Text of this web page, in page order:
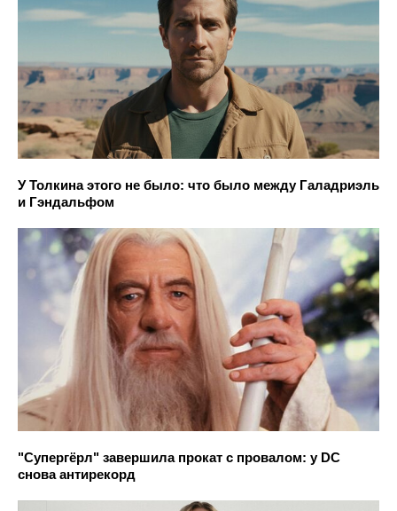
У Толкина этого не было: что было между Галадриэль
и Гэндальфом
"Супергёрл" завершила прокат с провалом: у DC
снова антирекорд